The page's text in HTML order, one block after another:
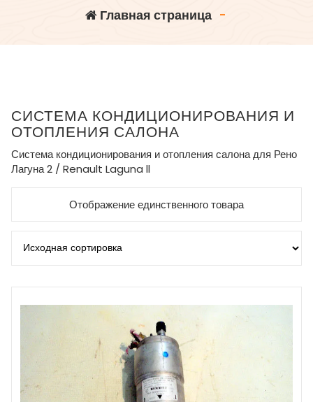
Главная страница-
СИСТЕМА КОНДИЦИОНИРОВАНИЯ И
ОТОПЛЕНИЯ САЛОНА
Система кондиционирования и отопления салона для Рено
Лагуна 2 / Renault Laguna ll
Отображение единственного товара